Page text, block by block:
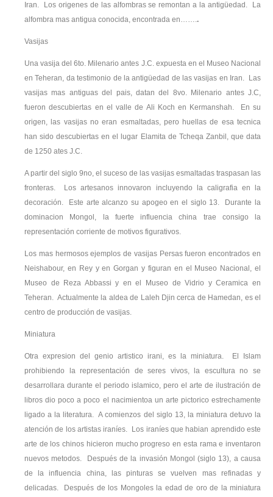
Iran. Los origenes de las alfombras se remontan a la antigüedad. La
alfombra mas antigua conocida, encontrada en……..
Vasijas
Una vasija del 6to. Milenario antes J.C. expuesta en el Museo Nacional
en Teheran, da testimonio de la antigüedad de las vasijas en Iran. Las
vasijas mas antiguas del pais, datan del 8vo. Milenario antes J.C,
fueron descubiertas en el valle de Ali Koch en Kermanshah. En su
origen, las vasijas no eran esmaltadas, pero huellas de esa tecnica
han sido descubiertas en el lugar Elamita de Tcheqa Zanbil, que data
de 1250 ates J.C.
A partir del siglo 9no, el suceso de las vasijas esmaltadas traspasan las
fronteras. Los artesanos innovaron incluyendo la caligrafia en la
decoración. Este arte alcanzo su apogeo en el siglo 13. Durante la
dominacion Mongol, la fuerte influencia china trae consigo la
representación corriente de motivos figurativos.
Los mas hermosos ejemplos de vasijas Persas fueron encontrados en
Neishabour, en Rey y en Gorgan y figuran en el Museo Nacional, el
Museo de Reza Abbassi y en el Museo de Vidrio y Ceramica en
Teheran. Actualmente la aldea de Laleh Djin cerca de Hamedan, es el
centro de producción de vasijas.
Miniatura
Otra expresion del genio artistico irani, es la miniatura. El Islam
prohibiendo la representación de seres vivos, la escultura no se
desarrollara durante el periodo islamico, pero el arte de ilustración de
libros dio poco a poco el nacimientoa un arte pictorico estrechamente
ligado a la literatura. A comienzos del siglo 13, la miniatura detuvo la
atención de los artistas iraníes. Los iraníes que habian aprendido este
arte de los chinos hicieron mucho progreso en esta rama e inventaron
nuevos metodos. Después de la invasión Mongol (siglo 13), a causa
de la influencia china, las pinturas se vuelven mas refinadas y
delicadas. Después de los Mongoles la edad de oro de la miniatura